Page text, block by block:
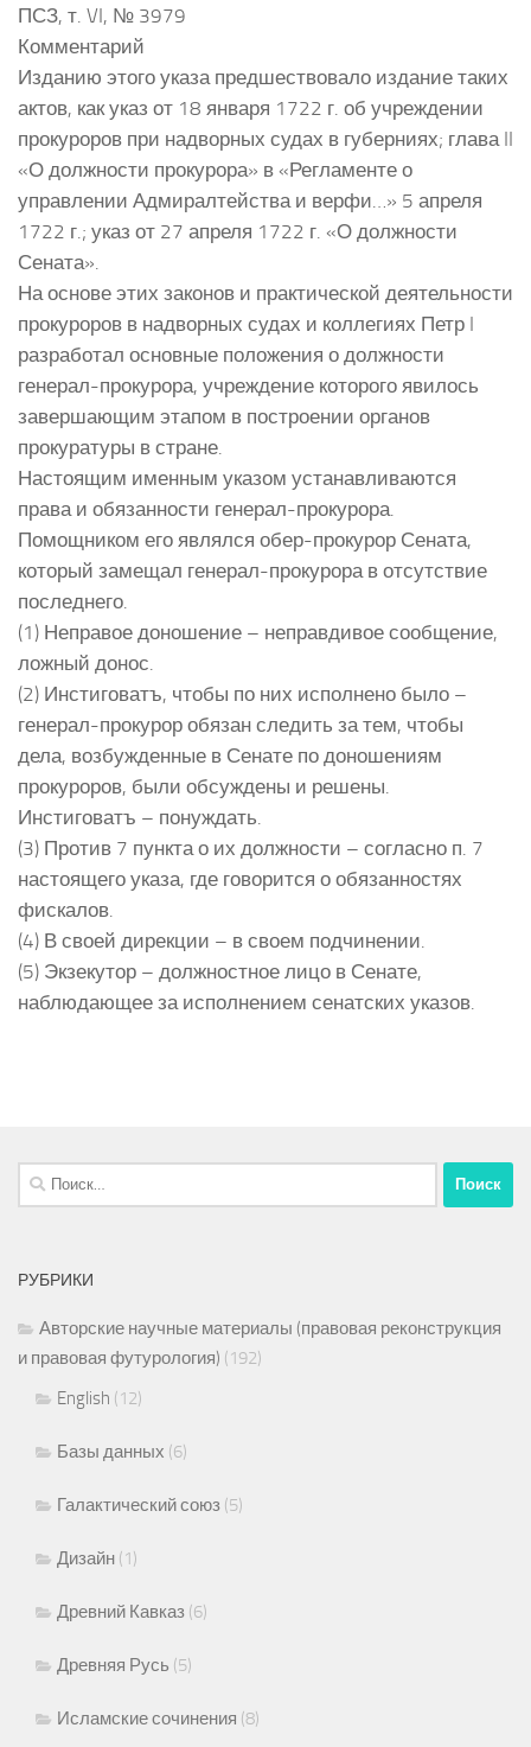
ПСЗ, т. VI, № 3979
Комментарий
Изданию этого указа предшествовало издание таких
актов, как указ от 18 января 1722 г. об учреждении
прокуроров при надворных судах в губерниях; глава II
«О должности прокурора» в «Регламенте о
управлении Адмиралтейства и верфи…» 5 апреля
1722 г.; указ от 27 апреля 1722 г. «О должности
Сената».
На основе этих законов и практической деятельности
прокуроров в надворных судах и коллегиях Петр I
разработал основные положения о должности
генерал-прокурора, учреждение которого явилось
завершающим этапом в построении органов
прокуратуры в стране.
Настоящим именным указом устанавливаются
права и обязанности генерал-прокурора.
Помощником его являлся обер-прокурор Сената,
который замещал генерал-прокурора в отсутствие
последнего.
(1) Неправое доношение – неправдивое сообщение,
ложный донос.
(2) Инстиговатъ, чтобы по них исполнено было –
генерал-прокурор обязан следить за тем, чтобы
дела, возбужденные в Сенате по доношениям
прокуроров, были обсуждены и решены.
Инстиговатъ – понуждать.
(3) Против 7 пункта о их должности – согласно п. 7
настоящего указа, где говорится о обязанностях
фискалов.
(4) В своей дирекции – в своем подчинении.
(5) Экзекутор – должностное лицо в Сенате,
наблюдающее за исполнением сенатских указов.
Найти:
РУБРИКИ
Авторские научные материалы (правовая реконструкция
и правовая футурология) (192)
English (12)
Базы данных (6)
Галактический союз (5)
Дизайн (1)
Древний Кавказ (6)
Древняя Русь (5)
Исламские сочинения (8)